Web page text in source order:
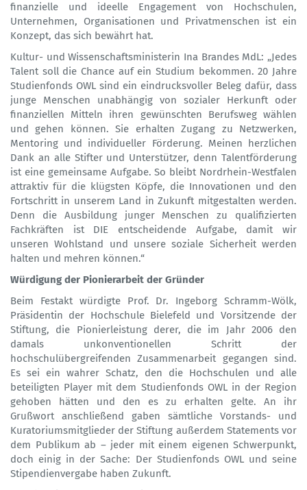
finanzielle und ideelle Engagement von Hochschulen,
Unternehmen, Organisationen und Privatmenschen ist ein
Konzept, das sich bewährt hat.
Kultur- und Wissenschaftsministerin Ina Brandes MdL: „Jedes
Talent soll die Chance auf ein Studium bekommen. 20 Jahre
Studienfonds OWL sind ein eindrucksvoller Beleg dafür, dass
junge Menschen unabhängig von sozialer Herkunft oder
finanziellen Mitteln ihren gewünschten Berufsweg wählen
und gehen können. Sie erhalten Zugang zu Netzwerken,
Mentoring und individueller Förderung. Meinen herzlichen
Dank an alle Stifter und Unterstützer, denn Talentförderung
ist eine gemeinsame Aufgabe. So bleibt Nordrhein-Westfalen
attraktiv für die klügsten Köpfe, die Innovationen und den
Fortschritt in unserem Land in Zukunft mitgestalten werden.
Denn die Ausbildung junger Menschen zu qualifizierten
Fachkräften ist DIE entscheidende Aufgabe, damit wir
unseren Wohlstand und unsere soziale Sicherheit werden
halten und mehren können.“
Würdigung der Pionierarbeit der Gründer
Beim Festakt würdigte Prof. Dr. Ingeborg Schramm-Wölk,
Präsidentin der Hochschule Bielefeld und Vorsitzende der
Stiftung, die Pionierleistung derer, die im Jahr 2006 den
damals unkonventionellen Schritt der
hochschulübergreifenden Zusammenarbeit gegangen sind.
Es sei ein wahrer Schatz, den die Hochschulen und alle
beteiligten Player mit dem Studienfonds OWL in der Region
gehoben hätten und den es zu erhalten gelte. An ihr
Grußwort anschließend gaben sämtliche Vorstands- und
Kuratoriumsmitglieder der Stiftung außerdem Statements vor
dem Publikum ab – jeder mit einem eigenen Schwerpunkt,
doch einig in der Sache: Der Studienfonds OWL und seine
Stipendienvergabe haben Zukunft.